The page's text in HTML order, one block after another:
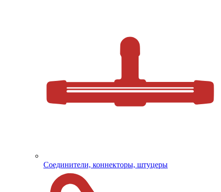
Соединители, коннекторы, штуцеры